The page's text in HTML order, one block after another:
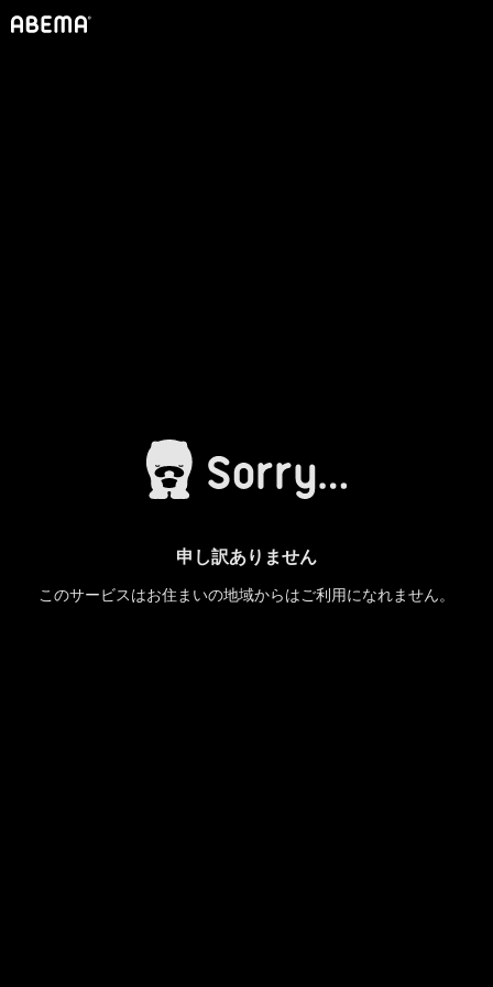
申し訳ありません
このサービスはお住まいの地域からはご利用になれません。